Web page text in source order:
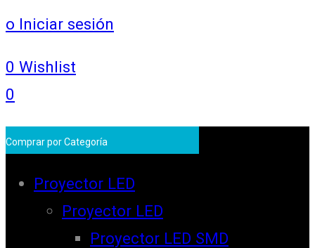
o Iniciar sesión
0 Wishlist
0
Comprar por Categoría
Proyector LED
Proyector LED
Proyector LED SMD